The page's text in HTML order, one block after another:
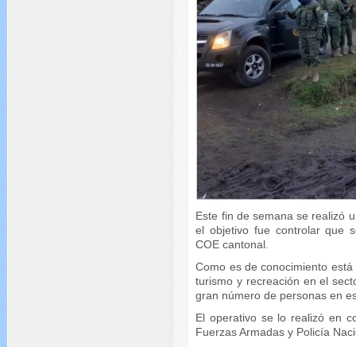
Este fin de semana se realizó
el objetivo fue controlar que
COE cantonal.
Como es de conocimiento
turismo y recreación en el
gran número de personas en
El operativo se lo realizó en
Fuerzas Armadas y Policía